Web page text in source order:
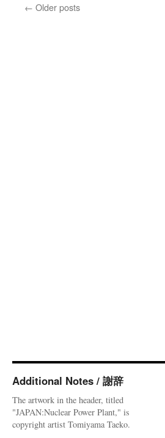
← Older posts
Additional Notes / 謝辞
The artwork in the header, titled
"JAPAN:Nuclear Power Plant," is
copyright artist Tomiyama Taeko.